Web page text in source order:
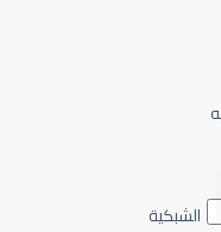
الشبكية